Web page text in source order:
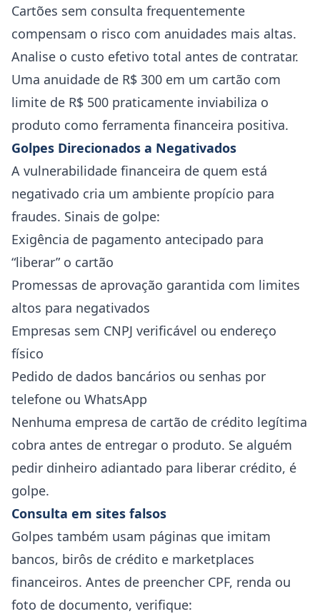
Cartões sem consulta frequentemente
compensam o risco com anuidades mais altas.
Analise o custo efetivo total antes de contratar.
Uma anuidade de R$ 300 em um cartão com
limite de R$ 500 praticamente inviabiliza o
produto como ferramenta financeira positiva.
Golpes Direcionados a Negativados
A vulnerabilidade financeira de quem está
negativado cria um ambiente propício para
fraudes. Sinais de golpe:
Exigência de pagamento antecipado para
“liberar” o cartão
Promessas de aprovação garantida com limites
altos para negativados
Empresas sem CNPJ verificável ou endereço
físico
Pedido de dados bancários ou senhas por
telefone ou WhatsApp
Nenhuma empresa de cartão de crédito legítima
cobra antes de entregar o produto. Se alguém
pedir dinheiro adiantado para liberar crédito, é
golpe.
Consulta em sites falsos
Golpes também usam páginas que imitam
bancos, birôs de crédito e marketplaces
financeiros. Antes de preencher CPF, renda ou
foto de documento, verifique: